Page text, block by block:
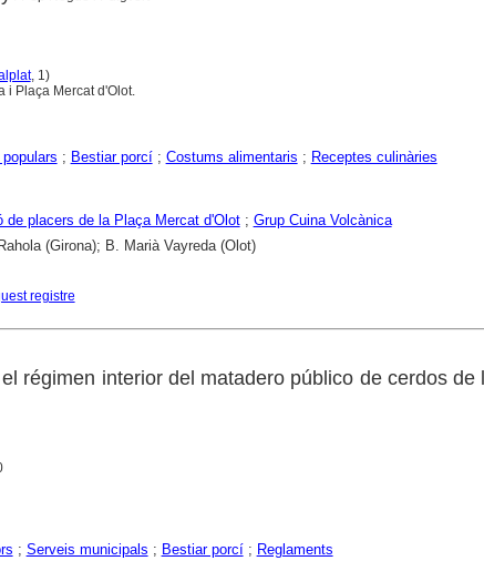
, 1)
i Plaça Mercat d'Olot.
; Bestiar porcí; Costums alimentaris ; Receptes culinàries
de placers de la Plaça Mercat d'Olot; Grup Cuina Volcànica
(Girona); B. Marià Vayreda (Olot)
registre
régimen interior del matadero público de cerdos de
; Serveis municipals ; Bestiar porcí; Reglaments